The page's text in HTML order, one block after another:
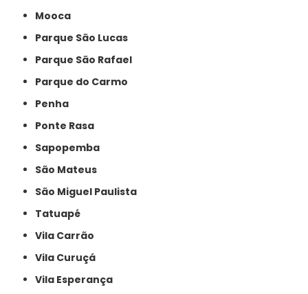
Mooca
Parque São Lucas
Parque São Rafael
Parque do Carmo
Penha
Ponte Rasa
Sapopemba
São Mateus
São Miguel Paulista
Tatuapé
Vila Carrão
Vila Curuçá
Vila Esperança